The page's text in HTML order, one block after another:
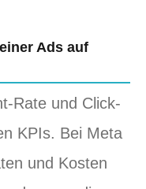
Ads auf
Rate und Click-
KPIs. Bei Meta
und Kosten